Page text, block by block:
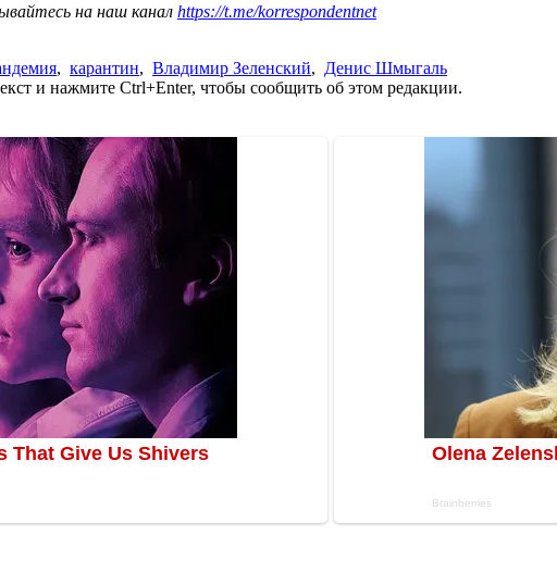
на наш канал https://t.me/korrespondentnet
, карантин, Владимир Зеленский, Денис Шмыгаль
и нажмите Ctrl+Enter, чтобы сообщить об этом редакции.